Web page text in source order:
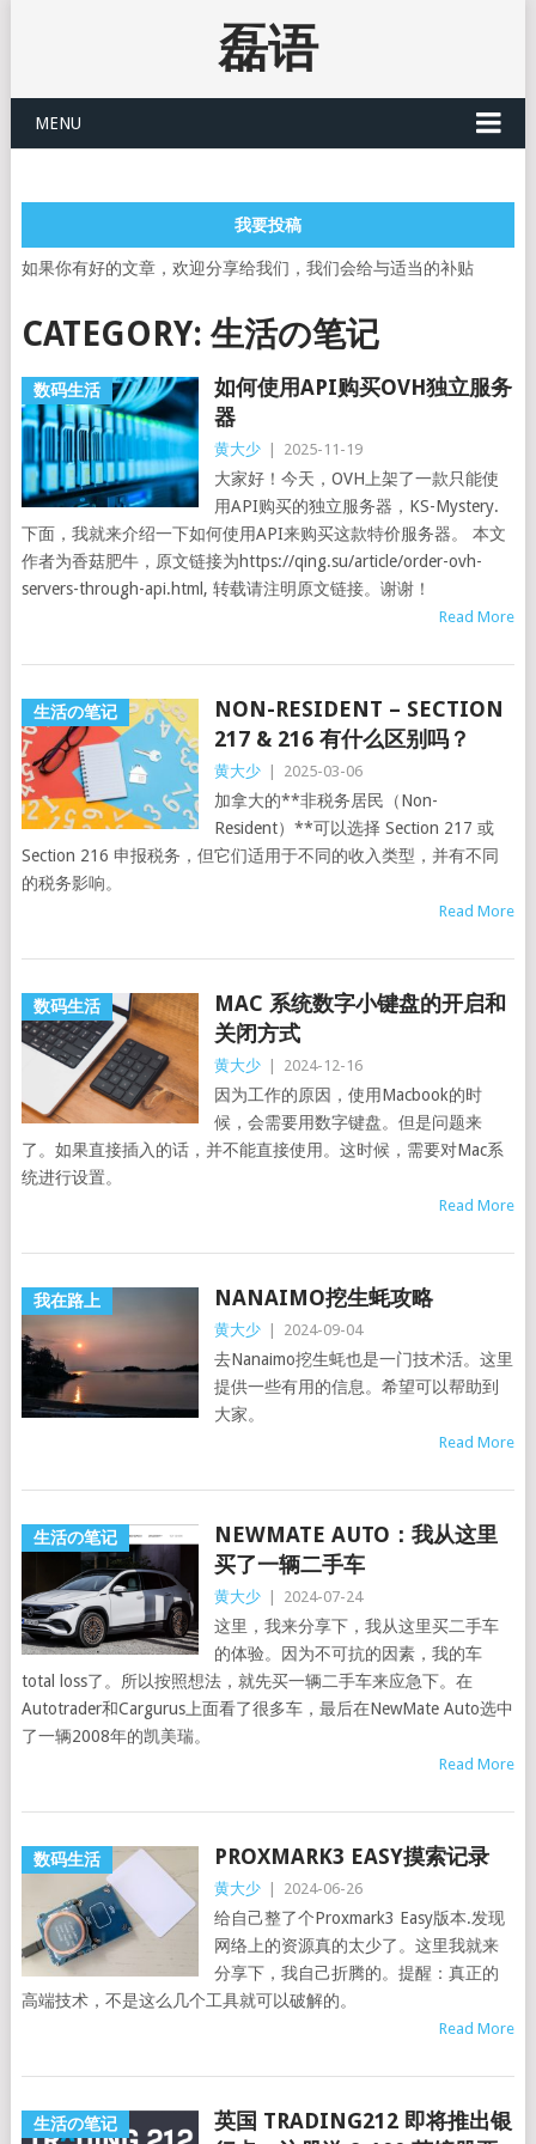
磊语
MENU
我要投稿
如果你有好的文章，欢迎分享给我们，我们会给与适当的补贴
CATEGORY: 生活の笔记
数码生活
如何使用API购买OVH独立服务
器
黄大少 2025-11-19
大家好！今天，OVH上架了一款只能使
用API购买的独立服务器，KS-Mystery.
下面，我就来介绍一下如何使用API来购买这款特价服务器。 本文
作者为香菇肥牛，原文链接为https://qing.su/article/order-ovh-
servers-through-api.html, 转载请注明原文链接。谢谢！
Read More
生活の笔记
NON-RESIDENT – SECTION
217 & 216 有什么区别吗？
黄大少 2025-03-06
加拿大的**非税务居民（Non-
Resident）**可以选择 Section 217 或
Section 216 申报税务，但它们适用于不同的收入类型，并有不同
的税务影响。
Read More
数码生活
MAC 系统数字小键盘的开启和
关闭方式
黄大少 2024-12-16
因为工作的原因，使用Macbook的时
候，会需要用数字键盘。但是问题来
了。如果直接插入的话，并不能直接使用。这时候，需要对Mac系
统进行设置。
Read More
我在路上 NANAIMO挖生蚝攻略
黄大少 2024-09-04
去Nanaimo挖生蚝也是一门技术活。这里
提供一些有用的信息。希望可以帮助到
大家。
Read More
生活の笔记
NEWMATE AUTO：我从这里
买了一辆二手车
黄大少 2024-07-24
这里，我来分享下，我从这里买二手车
的体验。因为不可抗的因素，我的车
total loss了。所以按照想法，就先买一辆二手车来应急下。在
Autotrader和Cargurus上面看了很多车，最后在NewMate Auto选中
了一辆2008年的凯美瑞。
Read More
数码生活 PROXMARK3 EASY摸索记录
黄大少 2024-06-26
给自己整了个Proxmark3 Easy版本.发现
网络上的资源真的太少了。这里我就来
分享下，我自己折腾的。提醒：真正的
高端技术，不是这么几个工具就可以破解的。
Read More
生活の笔记
英国 TRADING212 即将推出银